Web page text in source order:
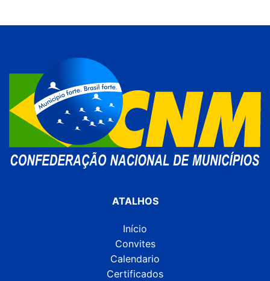
ATALHOS
Início
Convites
Calendario
Certificados